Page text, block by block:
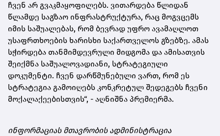
ჩვენ არ გვაკმაყოფილებს. ვითარდება წლიდან
წლამდე საგზაო ინფრასტრუქტურა, რაც მოგვცემს
იმის საშუალებას, რომ ბევრად უფრო ავამაღლოთ
უსაფრთხოების ხარისხი საქართველოს გზებზე. ამას
სჭირდება თანმიმდევრული მიდგომა და ამისათვის
შეიქმნა საშუალოვადიანი, სტრატეგიული
დოკუმენტი. ჩვენ დარწმუნებული ვართ, რომ ეს
სტრატეგია გამოიღებს კონკრეტულ შედეგებს ჩვენი
მოქალაქეებისთვის“, - აღნიშნა პრემიერმა.
ინფორმაციას მთავრობის ადმინისტრაცია